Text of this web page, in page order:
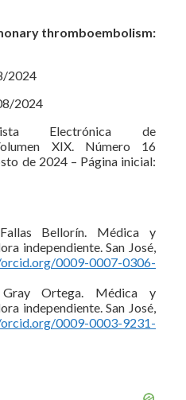
thromboembolism:
2024
2024
Electrónica de
XIX. Número 16
de 2024 – Página inicial:
Bellorín. Médica y
independiente. San José,
0009-0007-0306-
Gray Ortega. Médica y
independiente. San José,
0009-0003-9231-